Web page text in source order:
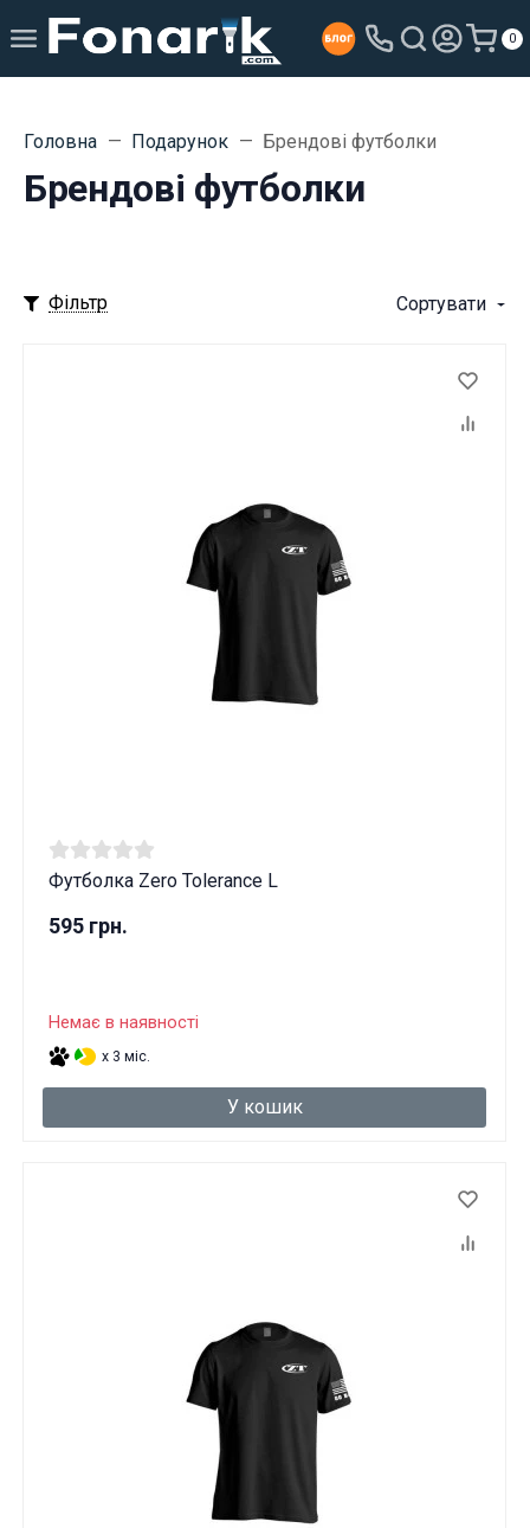
0
Головна Подарунок Брендові футболки
Брендові футболки
Фільтр Сортувати
Футболка Zero Tolerance L
595 грн.
Немає в наявності
x 3 міс.
У кошик